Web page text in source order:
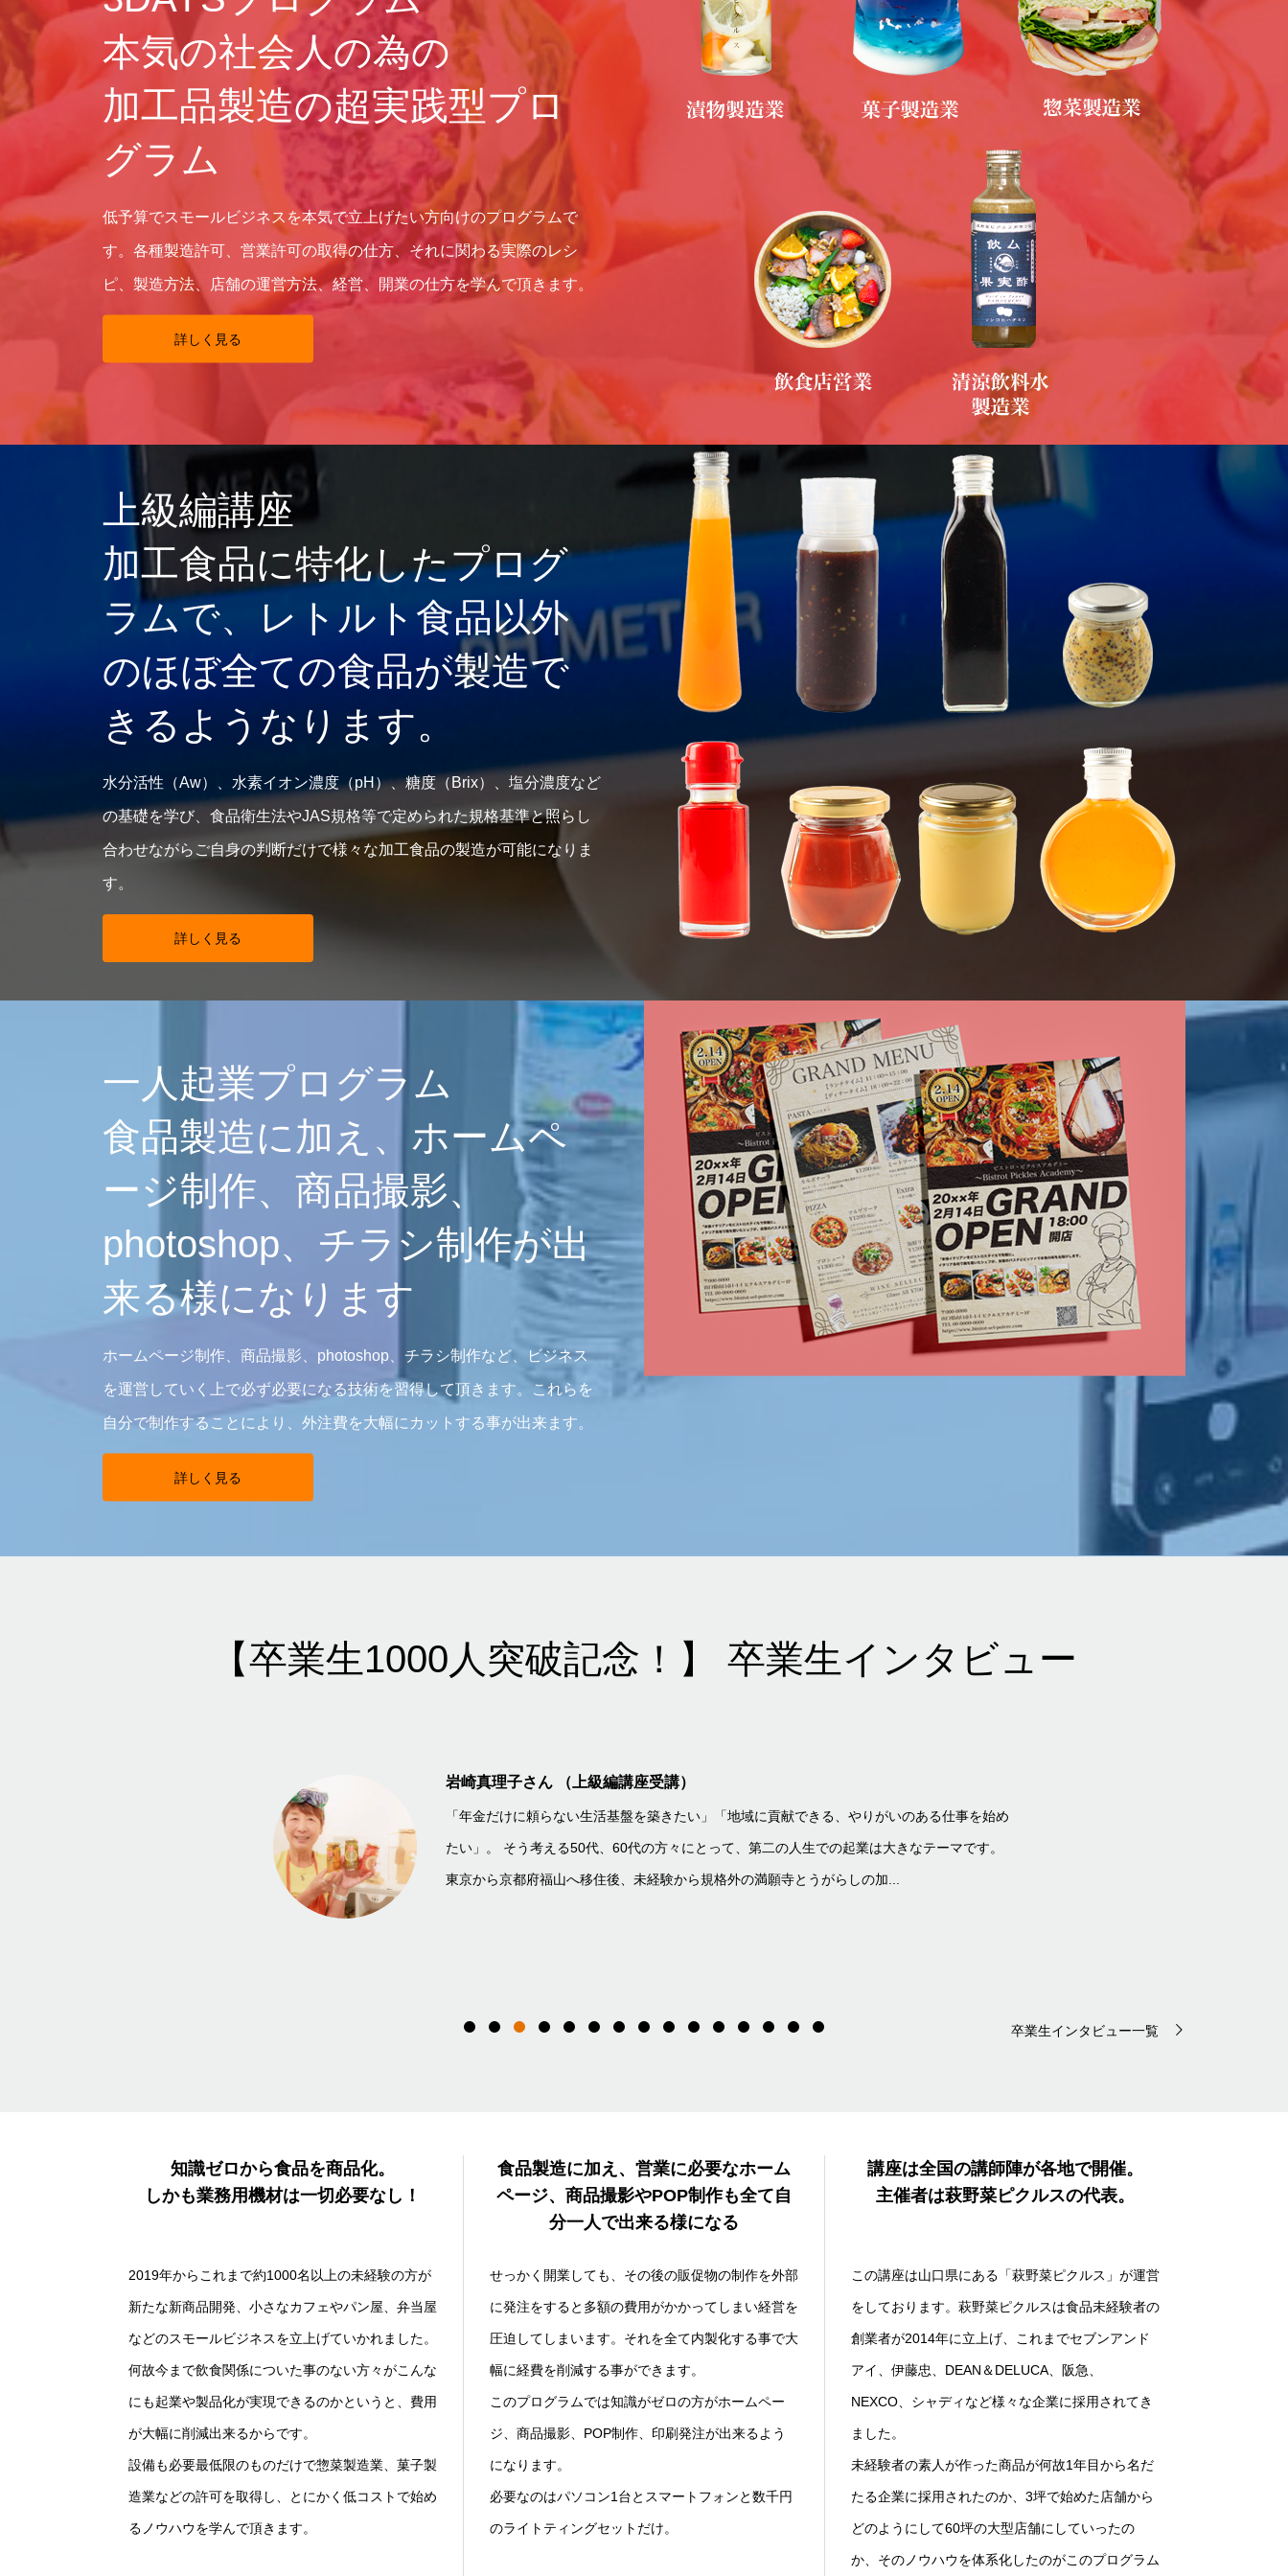
本気の社会人の為の
加工品製造の超実践型プロ
グラム
低予算でスモールビジネスを本気で立上げたい方向けのプログラムで
す。各種製造許可、営業許可の取得の仕方、それに関わる実際のレシ
ピ、製造方法、店舗の運営方法、経営、開業の仕方を学んで頂きます。
詳しく見る
上級編講座
加工食品に特化したプログ
ラムで、レトルト食品以外
のほぼ全ての食品が製造で
きるようなります。
水分活性（Aw）、水素イオン濃度（pH）、糖度（Brix）、塩分濃度など
の基礎を学び、食品衛生法やJAS規格等で定められた規格基準と照らし
合わせながらご自身の判断だけで様々な加工食品の製造が可能になりま
す。
詳しく見る
一人起業プログラム
食品製造に加え、ホームペ
ージ制作、商品撮影、
photoshop、チラシ制作が出
来る様になります
ホームページ制作、商品撮影、photoshop、チラシ制作など、ビジネス
を運営していく上で必ず必要になる技術を習得して頂きます。これらを
自分で制作することにより、外注費を大幅にカットする事が出来ます。
詳しく見る
【卒業生1000人突破記念！】 卒業生インタビュー
きたい」「地域に貢献できる、やりがいのある仕事を始め
方々にとって、第二の人生での起業は大きなテーマです。
熊本地震を乗り越えた新たな「事業の柱」人気イタリアンレストランの料理を加工
品に！/清原麗子さん （上級編講座受講）
熊本県南阿蘇村で、四季折々の景色と共に素晴らしいイタリアンを提供するレストラン「イロ
ナキカゼ」。 2009年のオープン以来、多くのファンを魅了し、今や予約困難な人気店となっ
卒業生インタビュー一覧
知識ゼロから食品を商品化。
しかも業務用機材は一切必要なし！
2019年からこれまで約1000名以上の未経験の方が
新たな新商品開発、小さなカフェやパン屋、弁当屋
などのスモールビジネスを立上げていかれました。
何故今まで飲食関係についた事のない方々がこんな
にも起業や製品化が実現できるのかというと、費用
が大幅に削減出来るからです。
設備も必要最低限のものだけで惣菜製造業、菓子製
造業などの許可を取得し、とにかく低コストで始め
るノウハウを学んで頂きます。
食品製造に加え、営業に必要なホーム
ページ、商品撮影やPOP制作も全て自
分一人で出来る様になる
せっかく開業しても、その後の販促物の制作を外部
に発注をすると多額の費用がかかってしまい経営を
圧迫してしまいます。それを全て内製化する事で大
幅に経費を削減する事ができます。
このプログラムでは知識がゼロの方がホームペー
ジ、商品撮影、POP制作、印刷発注が出来るよう
になります。
必要なのはパソコン1台とスマートフォンと数千円
のライトティングセットだけ。
講座は全国の講師陣が各地で開催。
主催者は萩野菜ピクルスの代表。
この講座は山口県にある「萩野菜ピクルス」が運営
をしております。萩野菜ピクルスは食品未経験者の
創業者が2014年に立上げ、これまでセブンアンド
アイ、伊藤忠、DEAN＆DELUCA、阪急、
NEXCO、シャディなど様々な企業に採用されてき
ました。
未経験者の素人が作った商品が何故1年目から名だ
たる企業に採用されたのか、3坪で始めた店舗から
どのようにして60坪の大型店舗にしていったの
か、そのノウハウを体系化したのがこのプログラム